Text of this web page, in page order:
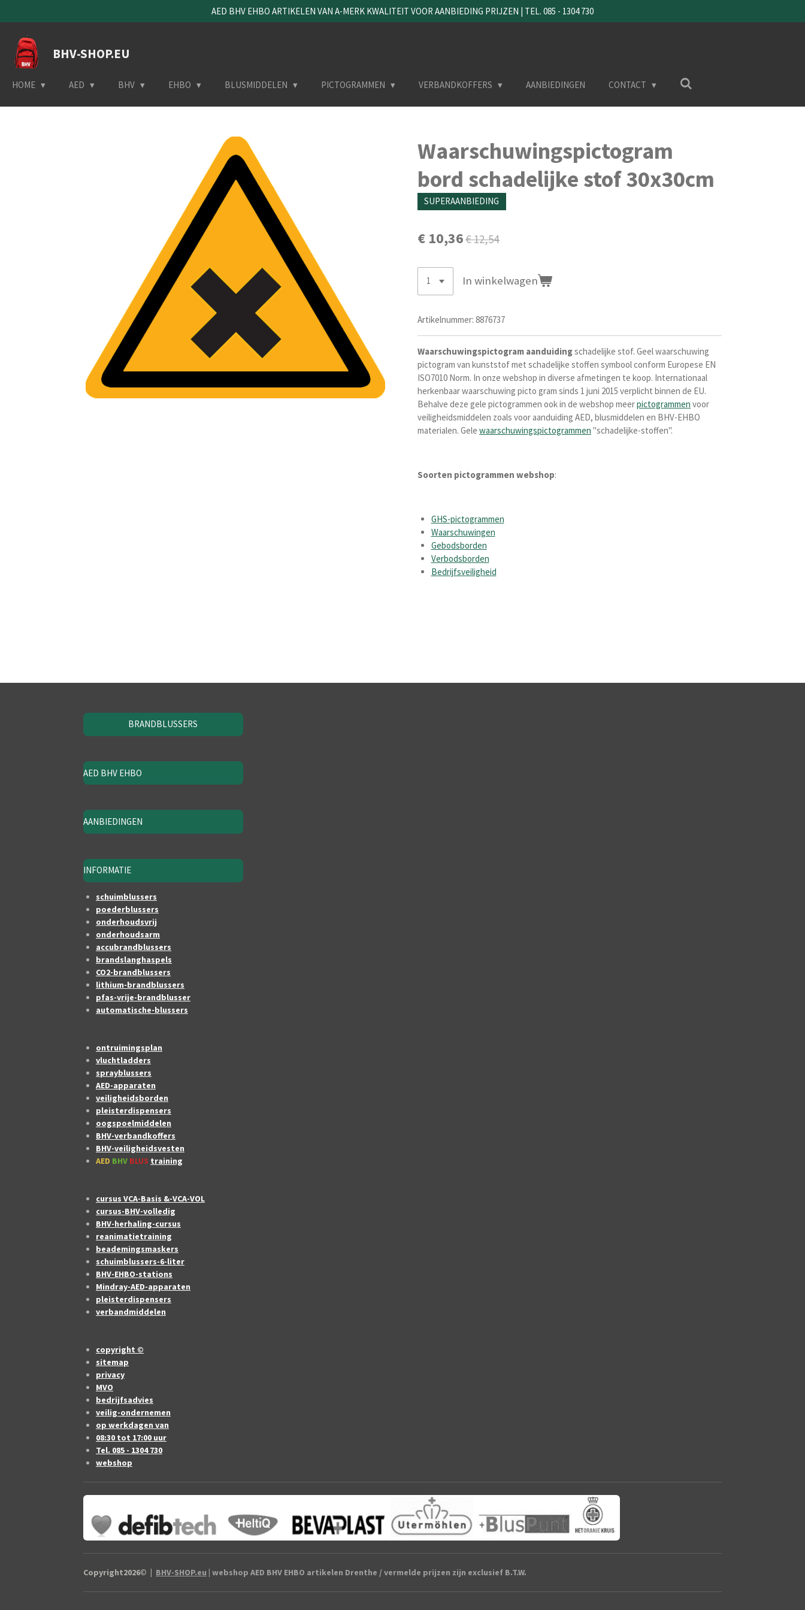
direct
naar
hoofdinhoud
AED BHV EHBO ARTIKELEN VAN A-MERK KWALITEIT VOOR AANBIEDING PRIJZEN | TEL. 085 - 1304 730
BHV-SHOP.EU
HOME AED BHV EHBO BLUSMIDDELEN PICTOGRAMMEN VERBANDKOFFERS AANBIEDINGEN CONTACT
Waarschuwingspictogram
bord schadelijke stof 30x30cm
SUPERAANBIEDING
€ 10,36€ 12,54
In winkelwagen
Artikelnummer: 8876737
Waarschuwingspictogram aanduidingschadelijke stof. Geel waarschuwing
pictogram van kunststof met schadelijke stoffen symbool conform Europese EN
ISO7010 Norm. In onze webshop in diverse afmetingen te koop. Internationaal
herkenbaar waarschuwing picto gram sinds 1 juni 2015 verplicht binnen de EU.
Behalve deze gele pictogrammen ook in de webshop meerpictogrammen voor
veiligheidsmiddelen zoals voor aanduiding AED, blusmiddelen en BHV-EHBO
materialen. Gele waarschuwingspictogrammen "schadelijke-stoffen".
Soorten pictogrammen webshop:
GHS-pictogrammen
Waarschuwingen
Gebodsborden
Verbodsborden
Bedrijfsveiligheid
BRANDBLUSSERS
AED BHV EHBO
AANBIEDINGEN
INFORMATIE
schuimblussers
poederblussers
onderhoudsvrij
onderhoudsarm
accubrandblussers
brandslanghaspels
CO2-brandblussers
lithium-brandblussers
pfas-vrije-brandblusser
automatische-blussers
ontruimingsplan
vluchtladders
sprayblussers
AED-apparaten
veiligheidsborden
pleisterdispensers
oogspoelmiddelen
BHV-verbandkoffers
BHV-veiligheidsvesten
AED BHV BLUS training
cursus VCA-Basis &-VCA-VOL
cursus-BHV-volledig
BHV-herhaling-cursus
reanimatietraining
beademingsmaskers
schuimblussers-6-liter
BHV-EHBO-stations
Mindray-AED-apparaten
pleisterdispensers
verbandmiddelen
copyright ©
sitemap
privacy
MVO
bedrijfsadvies
veilig-ondernemen
op werkdagen van
08:30 tot 17:00 uur
Tel. 085 - 1304 730
webshop
Copyright2026© | BHV-SHOP.eu | webshop AED BHV EHBO artikelen Drenthe / vermelde prijzen zijn exclusief B.T.W.